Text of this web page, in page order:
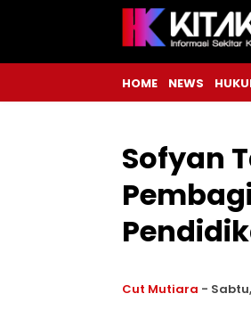
HOME NEWS
Sofyan
Cut Mutiara -